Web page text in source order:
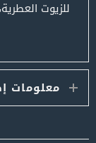
للزيوت
معلومات